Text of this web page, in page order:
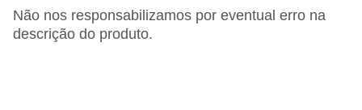
Não nos responsabilizamos por eventual erro na
descrição do produto.